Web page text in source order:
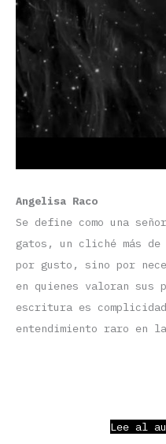
Angelisa Raco
Se define como una
gatos, un cliché más
por gusto, sino por
en quienes valoran
escritura es
entendimiento raro en
Lee al